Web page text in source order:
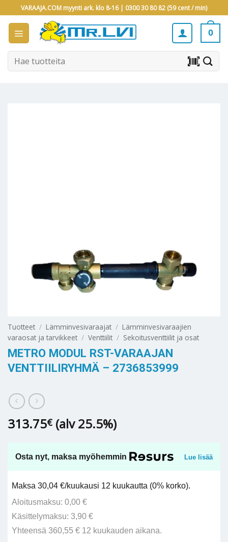
to
content
VARAAJA.COM myynti ark. klo 8-16 | 0300 30 80 82 (59 cent / min)
0
Etsi: barcode_scanner
Tuotteet / Lämminvesivaraajat / Lämminvesivaraajien
varaosat ja tarvikkeet / Venttiilit / Sekoitusventtiilit ja osat
METRO MODUL RST-VARAAJAN
VENTTIILIRYHMÄ – 2736853999
313.75€ (alv 25.5%)
Osta nyt, maksa myöhemmin Lue lisää
Maksa 30,04 €/kuukausi 12 kuukautta (0% korko).
Aloitusmaksu: 0,00 €
Käsittelymaksu: 3,90 €
Yhteensä 360,55 € 12 kuukauden aikana.